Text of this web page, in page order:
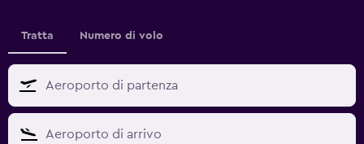
Tratta Numero di volo